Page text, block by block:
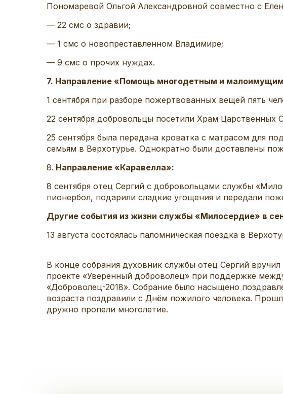
Пономаревой Ольгой Александровной совместно с
— 22 смс о здравии;
— 1 смс о новопреставленном Владимире;
— 9 смс о прочих нуждах.
7. Направление «Помощь многодетным и
1 сентября при разборе пожертвованных вещей пять
22 сентября добровольцы посетили Храм
25 сентября была передана кроватка с матрасом для
семьям в Верхотурье. Однократно были доставлены
8. Направление «Каравелла»:
8 сентября отец Сергий с добровольцами службы
пионербол, подарили сладкие угощения и передали
Другие события из жизни службы «Милосердие» в
13 августа состоялась паломническая поездка в
В конце собрания духовник службы отец Сергий
проекте «Уверенный доброволец» при поддержке
«Доброволец-2018». Собрание было насыщено
возраста поздравили с Днём пожилого человека.
дружно пропели многолетие.